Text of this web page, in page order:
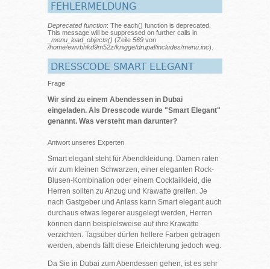
FEHLERMELDUNG
Deprecated function: The each() function is deprecated.
This message will be suppressed on further calls in
_menu_load_objects() (Zeile 569 von
/home/ewvbhkd9m52z/knigge/drupal/includes/menu.inc).
DRESSCODE SMART ELEGANT
Frage
Wir sind zu einem Abendessen in Dubai
eingeladen. Als Dresscode wurde "Smart Elegant"
genannt. Was versteht man darunter?
Antwort unseres Experten
Smart elegant steht für Abendkleidung. Damen raten
wir zum kleinen Schwarzen, einer eleganten Rock-
Blusen-Kombination oder einem Cocktailkleid, die
Herren sollten zu Anzug und Krawatte greifen. Je
nach Gastgeber und Anlass kann Smart elegant auch
durchaus etwas legerer ausgelegt werden, Herren
können dann beispielsweise auf ihre Krawatte
verzichten. Tagsüber dürfen hellere Farben getragen
werden, abends fällt diese Erleichterung jedoch weg.
Da Sie in Dubai zum Abendessen gehen, ist es sehr